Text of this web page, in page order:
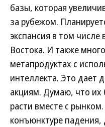
базы, которая
за рубежом.
экспансия в том числе
Востока. И также
метапродуктах с
интеллекта. Это дает
акциям. Думаю, что их
расти вместе с
конъюнктуре